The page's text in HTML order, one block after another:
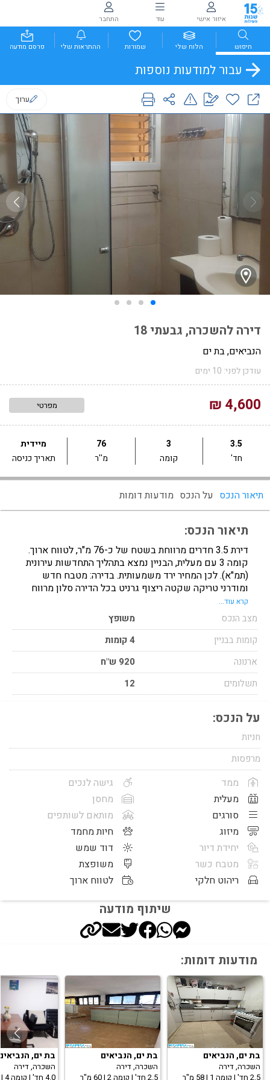
איזור אישי עוד התחבר
חיפוש הלוח שלי שמורות ההתראות שלי פרסם מודעה
עבור למודעות נוספות
ערוך
דירה להשכרה, גבעתי 18
הנביאים, בת ים
עודכן לפני: 10 ימים
4,600 ₪ מפרטי
3.5
חד'
3
קומה
76
מ''ר
מיידית
תאריך כניסה
תיאור הנכס על הנכס מודעות דומות
תיאור הנכס:
דירת 3.5 חדרים מרווחת בשטח של כ-76 מ"ר, לטווח ארוך.
קומה 3 עם מעלית, הבניין נמצא בתהליך התחדשות עירונית
(תמ"א). לכן המחיר ירד משמעותית. בדירה: מטבח חדש
ומודרני טריקה שקטה ריצוף גרניט בכל הדירה סלון מרווח
ומואר חדרים גדולים ונעימים בניין עם מעלי
קרא עוד...
מצב הנכס
משופץ
קומות בבניין
4 קומות
ארנונה
920 ש"ח
תשלומים
12
על הנכס:
חניות
מרפסות
ממד
מעלית
סורגים
מיזוג
יחידת דיור
מטבח כשר
ריהוט חלקי
גישה לנכים
מחסן
מותאם לשותפים
חיות מחמד
דוד שמש
משופצת
לטווח ארוך
שיתוף מודעה
מודעות דומות:
בת ים, הנביאים
השכרה, דירה
2.5 חד' | קומה 1 | 58 מ"ר
בת ים, הנביאים
השכרה, דירה
2.5 חד' | קומה 2 | 60 מ"ר
בת ים,
השכרה, דירה
4.0 חד' | קומה 4 | 120 מ"ר